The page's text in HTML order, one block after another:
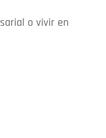
o vivir en